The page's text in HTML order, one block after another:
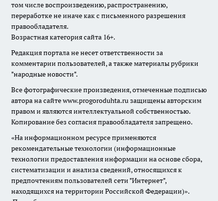
том числе воспроизведению, распространению,
переработке не иначе как с письменного разрешения
правообладателя.
Возрастная категория сайта 16+.
Редакция портала не несет ответственности за
комментарии пользователей, а также материалы рубрики
"народные новости".
Все фотографические произведения, отмеченные подписью
автора на сайте www.progoroduhta.ru защищены авторским
правом и являются интеллектуальной собственностью.
Копирование без согласия правообладателя запрещено.
«На информационном ресурсе применяются
рекомендательные технологии (информационные
технологии предоставления информации на основе сбора,
систематизации и анализа сведений, относящихся к
предпочтениям пользователей сети "Интернет",
находящихся на территории Российской Федерации)».